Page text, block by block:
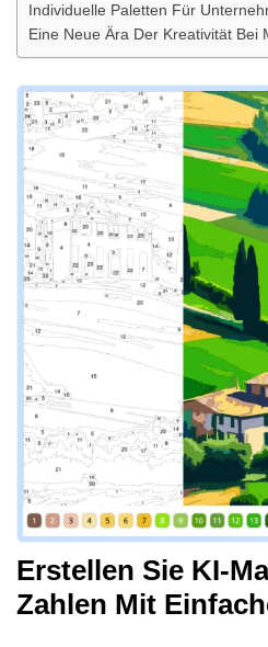
Individuelle Paletten Für
Eine Neue Ära Der Kreativität Bei
Erstellen Sie KI-
Zahlen Mit